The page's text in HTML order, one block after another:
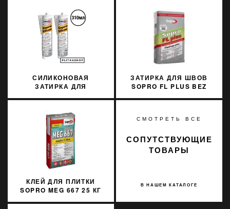
SILICON 798 310МЛ
СИЛИКОНОВАЯ
ЗАТИРКА ДЛЯ
SILICON 791 310МЛ
ЗАТИРКА ДЛЯ ШВОВ
SOPRO FL PLUS BEZ
КЛЕЙ ДЛЯ ПЛИТКИ
SOPRO MEG 667 25 КГ
СМОТРЕТЬ ВСЕ
В НАШЕМ КАТАЛОГЕ
СОПУТСТВУЮЩИЕ
ТОВАРЫ